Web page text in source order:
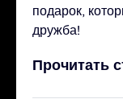
подарок,
дружба!
Прочитать